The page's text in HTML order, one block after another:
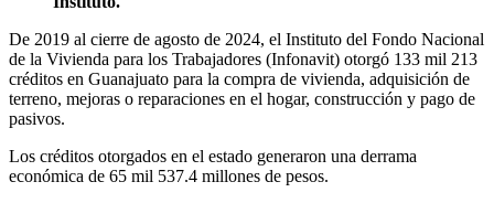
De 2019 al cierre de agosto de 2024, el Instituto del Fondo Nacional
de la Vivienda para los Trabajadores (Infonavit) otorgó 133 mil 213
créditos en Guanajuato para la compra de vivienda, adquisición de
terreno, mejoras o reparaciones en el hogar, construcción y pago de
pasivos.
Los créditos otorgados en el estado generaron una derrama
económica de 65 mil 537.4 millones de pesos.